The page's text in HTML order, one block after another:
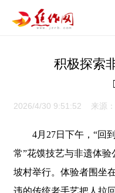
积极探索
2026/4/30 9:51:52 来源
4月27日下午，“回
常”花馍技艺与非遗体
坡村举行。体验者围坐
违的传统老手艺把人拉